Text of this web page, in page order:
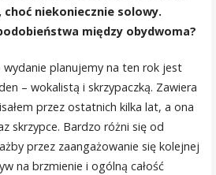
choć niekoniecznie solowy.
między obydwoma?
planujemy na ten rok jest
– wokalistą i skrzypaczką. Zawiera
przez ostatnich kilka lat, a ona
skrzypce. Bardzo różni się od
przez zaangażowanie się kolejnej
na brzmienie i ogólną całość